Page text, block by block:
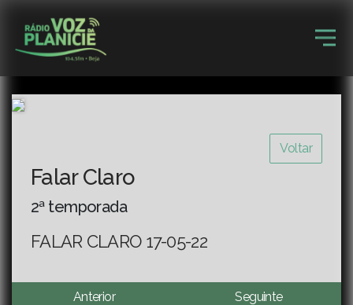
Voltar
Falar Claro
2ª temporada
FALAR CLARO 17-05-22
Anterior Seguinte